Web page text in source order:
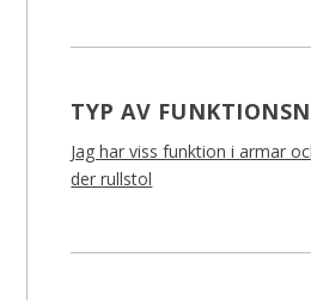
TYP AV
Jag har viss funktion i armar
der rullstol